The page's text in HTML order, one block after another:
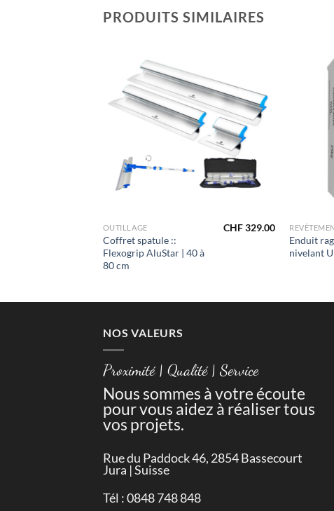
PRODUITS SIMILAIRES
à la liste
de
souhaits
OUTILLAGE
Coffret spatule ::
Flexogrip AluStar | 40 à
80 cm
CHF329.00
Enduit
nivelant
NOS VALEURS
Proximité | Qualité | Service
Nous sommes à votre écoute
pour vous aidez à réaliser tous
vos projets.
Rue du Paddock 46, 2854 Bassecourt
Jura | Suisse
Tél : 0848 748 848